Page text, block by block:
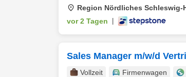
Region Nördliches Schleswig-
vor 2 Tagen
Sales Manager m/w/d
Vollzeit Firmenwagen